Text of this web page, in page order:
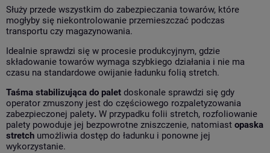
Służy przede wszystkim do zabezpieczania towarów, które
mogłyby się niekontrolowanie przemieszczać podczas
transportu czy magazynowania.
Idealnie sprawdzi się w procesie produkcyjnym, gdzie
składowanie towarów wymaga szybkiego działania i nie ma
czasu na standardowe owijanie ładunku folią stretch.
Taśma stabilizująca do palet doskonale sprawdzi się gdy
operator zmuszony jest do częściowego rozpaletyzowania
zabezpieczonej palety. W przypadku folii stretch, rozfoliowanie
palety powoduje jej bezpowrotne zniszczenie, natomiast opaska
stretch umożliwia dostęp do ładunku i ponowne jej
wykorzystanie.